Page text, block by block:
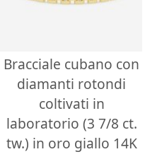
Bracciale cubano con
diamanti rotondi
coltivati in
laboratorio (3 7/8 ct.
tw.) in oro giallo 14K